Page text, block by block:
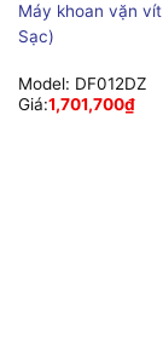
Máy khoan vặn
Sạc)
Model: DF012DZ
Giá:1,701,700₫